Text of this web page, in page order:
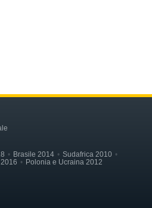
Brasile 2014
Sudafrica 2010
Polonia e Ucraina 2012